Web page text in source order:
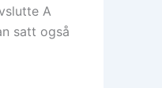
A
satt også